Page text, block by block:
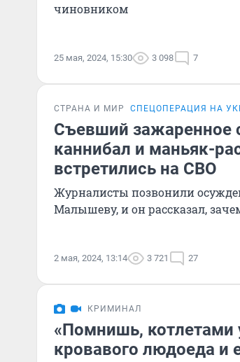
чиновником
25 мая, 2024, 15:30 3 098 7
СТРАНА И МИР СПЕЦОПЕРАЦИЯ НА
Съевший зажаренное
каннибал и маньяк-
встретились на СВО
Журналисты позвонили
Малышеву, и он рассказал,
2 мая, 2024, 13:14 3 721 27
КРИМИНАЛ
«Помнишь, котлетами
кровавого людоеда и